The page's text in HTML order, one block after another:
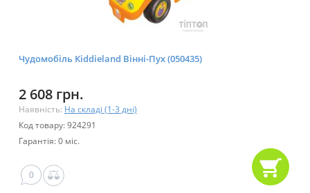
Чудомобіль Kiddieland Вінні-Пух (050435)
2 608 грн.
Наявність: На складі (1-3 дні)
Код товару: 924291
Гарантія: 0 міс.
0